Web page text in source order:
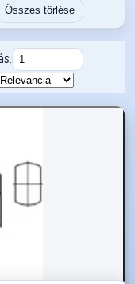
Összes törlése